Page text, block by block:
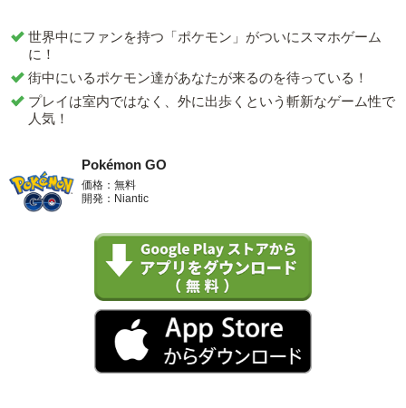
世界中にファンを持つ「ポケモン」がついにスマホゲーム
に！
街中にいるポケモン達があなたが来るのを待っている！
プレイは室内ではなく、外に出歩くという斬新なゲーム性で
人気！
Pokémon GO
価格：無料
開発：Niantic